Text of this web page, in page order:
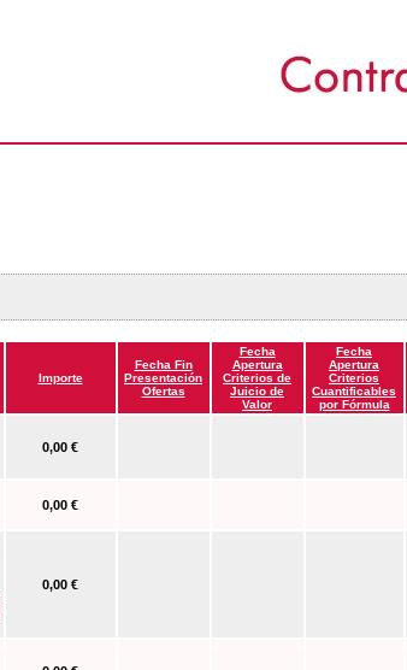
Importe
Fecha Fin
Presentación
Ofertas
Fecha
Apertura
Criterios de
Juicio de
Valor
Fecha
Apertura
Criterios
Cuantificables
por Fórmula
0,00 €
0,00 €
0,00 €